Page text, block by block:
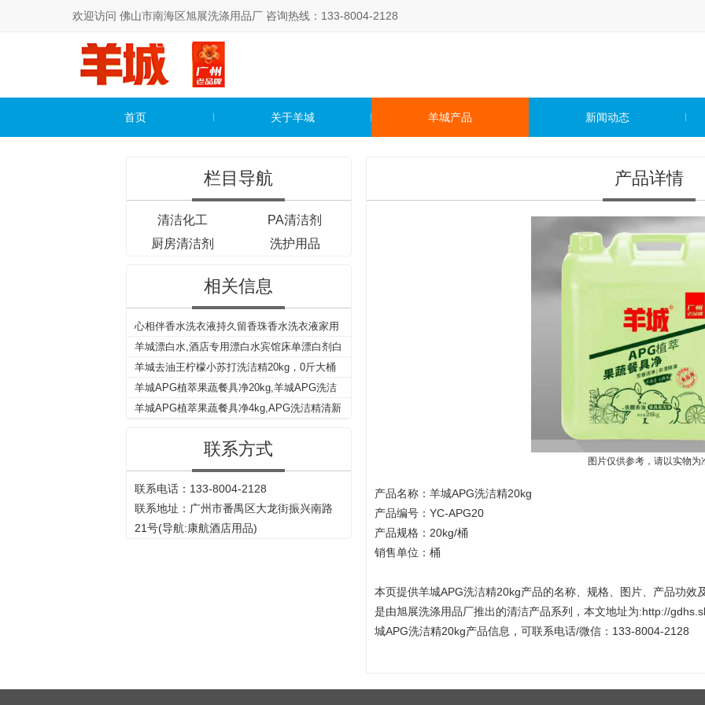
欢迎访问 佛山市南海区旭展洗涤用品厂 咨询热线：133-8004-2128
首页 关于羊城 羊城产品 新闻动态
产品详情
图片仅供参考，请以实物为
产品名称：羊城APG洗洁精20kg
产品编号：YC-APG20
产品规格：20kg/桶
销售单位：桶
本页提供羊城APG洗洁精20kg产品的名称、规格、图片、产品功效
是由旭展洗涤用品厂推出的清洁产品系列，本文地址为:http://
城APG洗洁精20kg产品信息，可联系电话/微信：133-8004-2128
栏目导航
清洁化工
PA清洁剂
厨房清洁剂
洗护用品
相关信息
心相伴香水洗衣液持久留香珠香水洗衣液家用
深层去污渍内衣内裤抑菌除菌洗衣液
羊城漂白水,酒店专用漂白水宾馆床单漂白剂白
衣物去渍去黄增白液
羊城去油王柠檬小苏打洗洁精20kg，0斤大桶
装不伤手洁净去油污20KG散装餐具洗洁精洗
涤剂
羊城APG植萃果蔬餐具净20kg,羊城APG洗洁
精,学校单位企业食堂厨房餐饮专业洗洁精
羊城APG植萃果蔬餐具净4kg,APG洗洁精清新
联系方式
联系电话：133-8004-2128
联系地址：广州市番禺区大龙街振兴南路
21号(导航:康航酒店用品)